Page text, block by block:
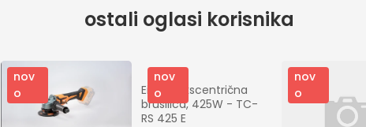
ostali oglasi korisnika
nov
o
nov
o
Einhell Ekscentrična
brusilica, 425W - TC-
RS 425 E
nov
o